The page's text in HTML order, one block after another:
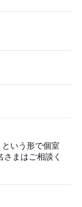
という形で個室
まはご相談く